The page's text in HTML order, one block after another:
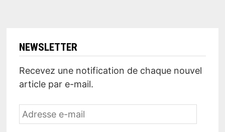
NEWSLETTER
Recevez une notification de chaque nouvel
article par e-mail.
Adresse
e-